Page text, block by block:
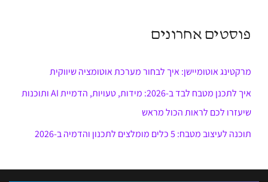
פוסטים אחרונים
מרקטינג אוטומיישן: איך לבחור מערכת אוטומציה שיווקית
איך לתכנן מטבח לבד ב-2026: מידות, טעויות, הדמיית AI ותוכנות
שיעזרו לכם לראות הכול מראש
תוכנה לעיצוב מטבח: 5 כלים מומלצים לתכנון והדמיה ב-2026